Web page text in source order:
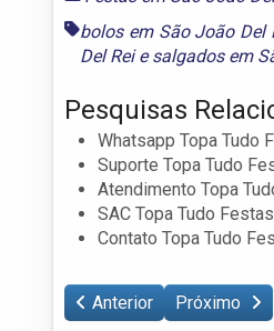
bolos em São João Del
Del Reiesalgados em
Pesquisas
Whatsapp Topa Tudo
Suporte Topa Tudo
Atendimento Topa
SAC Topa Tudo Festas
Contato Topa Tudo
Anterior Próximo